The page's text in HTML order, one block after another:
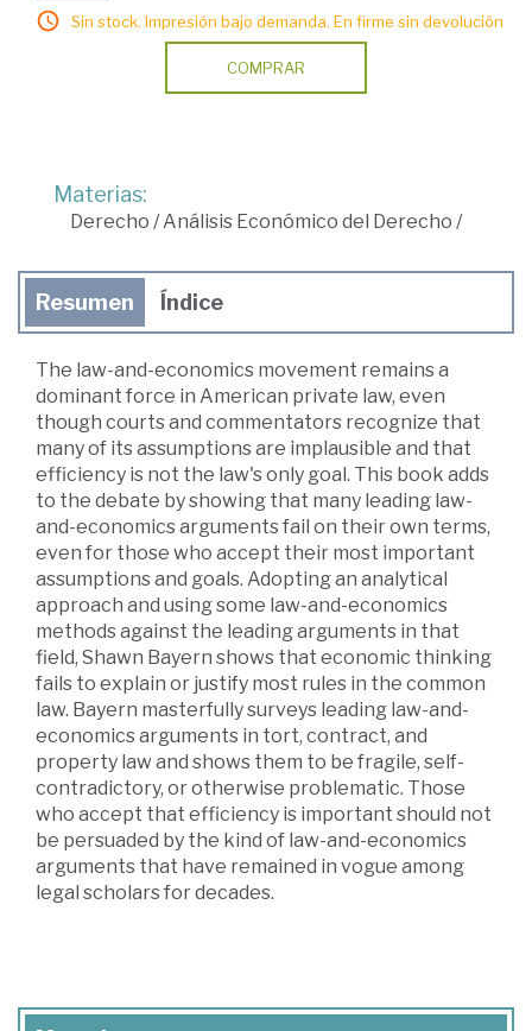
Sin stock. Impresión bajo demanda. En firme sin devolución
COMPRAR
Materias:
Derecho /Análisis Económico del Derecho /
Resumen Índice
The law-and-economics movement remains a
dominant force in American private law, even
though courts and commentators recognize that
many of its assumptions are implausible and that
efficiency is not the law's only goal. This book adds
to the debate by showing that many leading law-
and-economics arguments fail on their own terms,
even for those who accept their most important
assumptions and goals. Adopting an analytical
approach and using some law-and-economics
methods against the leading arguments in that
field, Shawn Bayern shows that economic thinking
fails to explain or justify most rules in the common
law. Bayern masterfully surveys leading law-and-
economics arguments in tort, contract, and
property law and shows them to be fragile, self-
contradictory, or otherwise problematic. Those
who accept that efficiency is important should not
be persuaded by the kind of law-and-economics
arguments that have remained in vogue among
legal scholars for decades.